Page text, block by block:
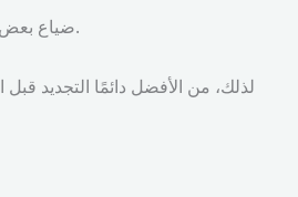
ضياع بعض الإعدادات في بعض الأجهزة.
لذلك، من الأفضل دائمًا التجديد قبل